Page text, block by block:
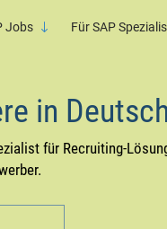
Jobs Für SAP
in
für Recruiting-